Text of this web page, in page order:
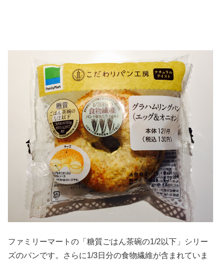
ファミリーマートの「糖質ごはん茶碗の1/2以下」シリー
ズのパンです。さらに1/3日分の食物繊維が含まれていま